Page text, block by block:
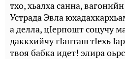
тхо, хьалха санна,
Устрада Эвла
а делла, цIерпошт соцучу
даккхийчу гIанташ тIехь
твоя бабка идет! элира